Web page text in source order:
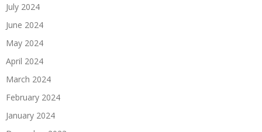
July 2024
June 2024
May 2024
April 2024
March 2024
February 2024
January 2024